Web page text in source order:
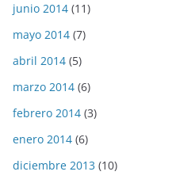
junio 2014 (11)
mayo 2014 (7)
abril 2014 (5)
marzo 2014 (6)
febrero 2014 (3)
enero 2014 (6)
diciembre 2013 (10)